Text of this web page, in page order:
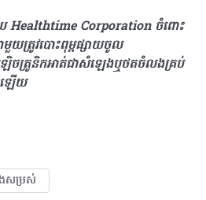
យ Healthtime Corporation ចំពោះ
មួយត្រូវបោះពុម្ពផ្សាយចូល
ចត្រូនិកអាត់ជាសំឡេងឬថតចំលងគ្រប់
ឡើយ
សម្រស់